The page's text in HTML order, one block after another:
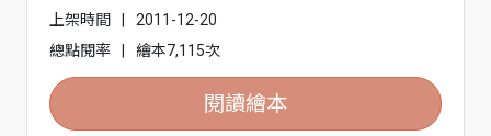
上架時間
2011-12-20
總點閱率
繪本7,115次
閱讀繪本